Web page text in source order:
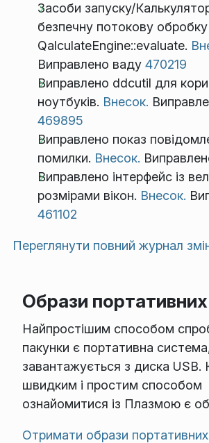
Засоби запуску/
безпечну потокову
QalculateEngine::evaluate.
Виправлено ваду 470219
Виправлено ddcutil для
ноутбуків. Внесок.
469895
Виправлено показ
помилки. Внесок.
Виправлено інтерфейс із
розмірами вікон. Внесок.
461102
Переглянути повний журнал
Образи
Найпростішим способом
пакунки є портативна
завантажується з диска USB.
швидким і простим способом
ознайомитися із Плазмою є
Отримати образи